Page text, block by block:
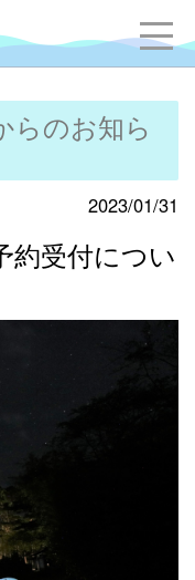
らのお知ら
2023/01/31
約受付につい